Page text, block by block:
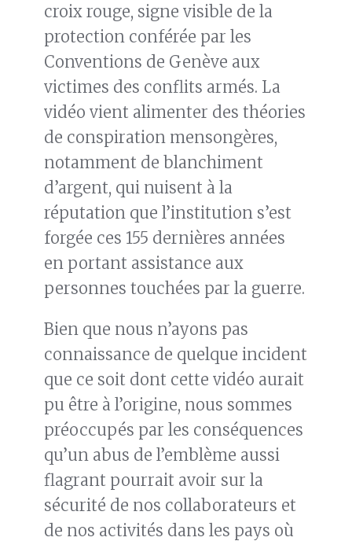
croix rouge, signe visible de la
protection conférée par les
Conventions de Genève aux
victimes des conflits armés. La
vidéo vient alimenter des théories
de conspiration mensongères,
notamment de blanchiment
d’argent, qui nuisent à la
réputation que l’institution s’est
forgée ces 155 dernières années
en portant assistance aux
personnes touchées par la guerre.
Bien que nous n’ayons pas
connaissance de quelque incident
que ce soit dont cette vidéo aurait
pu être à l’origine, nous sommes
préoccupés par les conséquences
qu’un abus de l’emblème aussi
flagrant pourrait avoir sur la
sécurité de nos collaborateurs et
de nos activités dans les pays où